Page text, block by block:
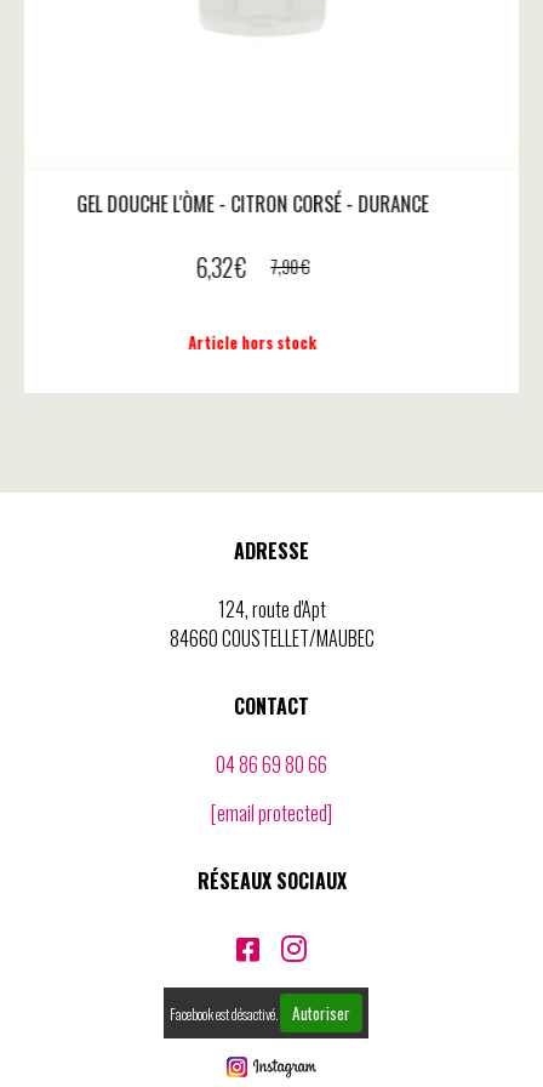
GEL DOUCHE L'ÒME - CITRON CORSÉ - DURANCE
6,32 € 7,90
Article hors stock
ADRESSE
124, route d'Apt
84660 COUSTELLET/MAUBEC
CONTACT
04 86 69 80 66
[email protected]
RÉSEAUX SOCIAUX
 
Facebook est désactivé. Autoriser